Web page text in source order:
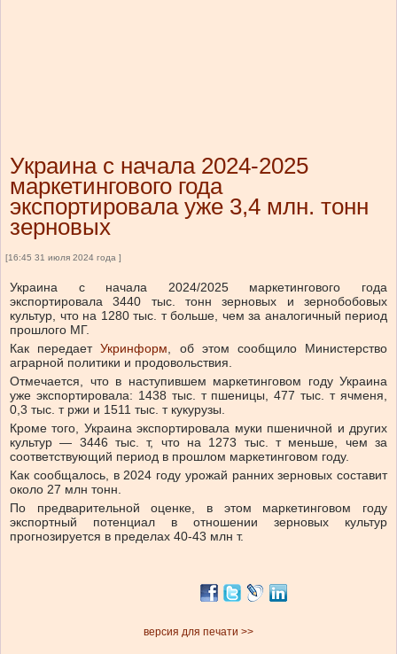
Украина с начала 2024-2025
маркетингового года
экспортировала уже 3,4 млн. тонн
зерновых
[16:45 31 июля 2024 года ]
Украина с начала 2024/2025 маркетингового года
экспортировала 3440 тыс. тонн зерновых и зернобобовых
культур, что на 1280 тыс. т больше, чем за аналогичный период
прошлого МГ.
Как передаетУкринформ, об этом сообщило Министерство
аграрной политики и продовольствия.
Отмечается, что в наступившем маркетинговом году Украина
уже экспортировала: 1438 тыс. т пшеницы, 477 тыс. т ячменя,
0,3 тыс. т ржи и 1511 тыс. т кукурузы.
Кроме того, Украина экспортировала муки пшеничной и других
культур — 3446 тыс. т, что на 1273 тыс. т меньше, чем за
соответствующий период в прошлом маркетинговом году.
Как сообщалось, в 2024 году урожай ранних зерновых составит
около 27 млн ​​тонн.
По предварительной оценке, в этом маркетинговом году
экспортный потенциал в отношении зерновых культур
прогнозируется в пределах 40-43 млн т.
версия для печати >>